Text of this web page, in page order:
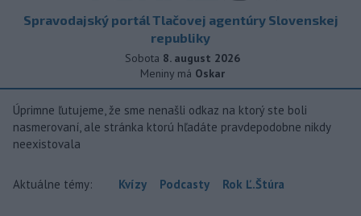
Spravodajský portál Tlačovej agentúry Slovenskej
republiky
Sobota 8. august 2026
Meniny má Oskar
Úprimne ľutujeme, že sme nenašli odkaz na ktorý ste boli
nasmerovaní, ale stránka ktorú hľadáte pravdepodobne nikdy
neexistovala
Aktuálne témy: Kvízy Podcasty Rok Ľ.Štúra